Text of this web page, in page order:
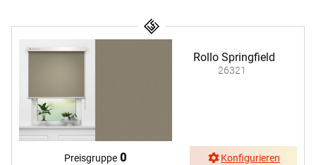
Rollo Springfield
26321
Preisgruppe 0 Konfigurieren